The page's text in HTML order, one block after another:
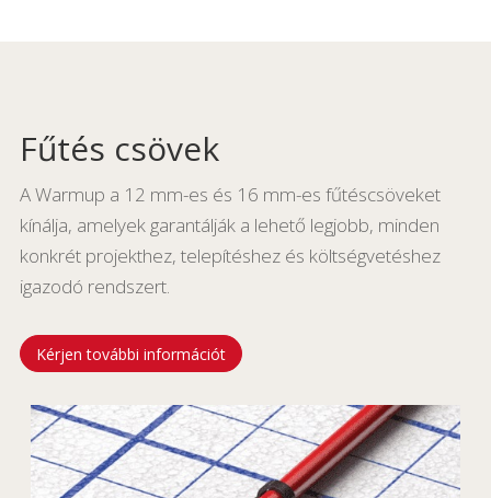
Fűtés csövek
A Warmup a 12 mm-es és 16 mm-es fűtéscsöveket
kínálja, amelyek garantálják a lehető legjobb, minden
konkrét projekthez, telepítéshez és költségvetéshez
igazodó rendszert.
Kérjen további információt